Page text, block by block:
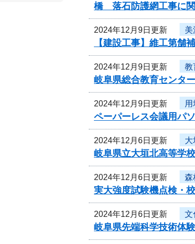
橋 落石防護網工事に
2024年12月9日更新 美
【建設工事】維工第舗
2024年12月9日更新 教
岐阜県総合教育センタ
2024年12月9日更新 用
ペーパーレス会議用パ
2024年12月6日更新 大
岐阜県立大垣北高等学
2024年12月6日更新 森
実大強度試験機点検・
2024年12月6日更新 文
岐阜県先端科学技術体